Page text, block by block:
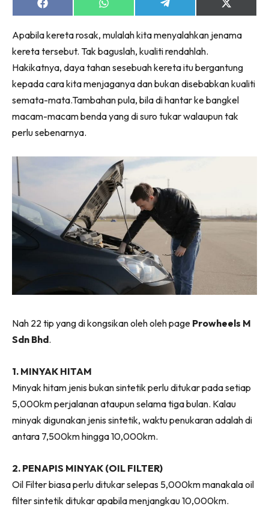
Share
on
Share
on
Share
on
Share
on
(Twitter)
Apabila kereta rosak, mulalah kita menyalahkan jenama
kereta tersebut. Tak baguslah, kualiti rendahlah.
Hakikatnya, daya tahan sesebuah kereta itu bergantung
kepada cara kita menjaganya dan bukan disebabkan kualiti
semata-mata.Tambahan pula, bila di hantar ke bangkel
macam-macam benda yang di suro tukar walaupun tak
perlu sebenarnya.
Nah 22 tip yang di kongsikan oleh oleh page Prowheels M
Sdn Bhd.
1. MINYAK HITAM
Minyak hitam jenis bukan sintetik perlu ditukar pada setiap
5,000km perjalanan ataupun selama tiga bulan. Kalau
minyak digunakan jenis sintetik, waktu penukaran adalah di
antara 7,500km hingga 10,000km.
2. PENAPIS MINYAK (OIL FILTER)
Oil Filter biasa perlu ditukar selepas 5,000km manakala oil
filter sintetik ditukar apabila menjangkau 10,000km.